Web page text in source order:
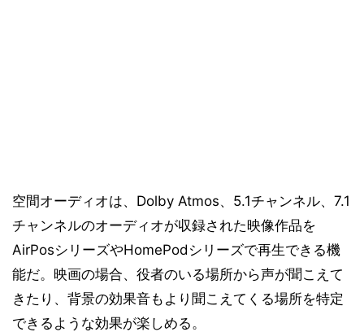
空間オーディオは、Dolby Atmos、5.1チャンネル、7.1
チャンネルのオーディオが収録された映像作品を
AirPosシリーズやHomePodシリーズで再生できる機
能だ。映画の場合、役者のいる場所から声が聞こえて
きたり、背景の効果音もより聞こえてくる場所を特定
できるような効果が楽しめる。